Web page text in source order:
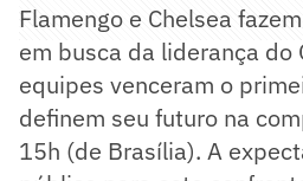
Flamengo e Chelsea
em busca da liderança do
equipes venceram o
definem seu futuro na
15h (de Brasília). A